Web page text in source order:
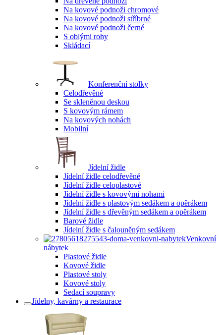
Na kovové podnoži chromové
Na kovové podnoži stříbrné
Na kovové podnoži černé
S oblými rohy
Skládací
Konferenční stolky
Celodřevěné
Se skleněnou deskou
S kovovým rámem
Na kovových nohách
Mobilní
Jídelní židle
Jídelní židle celodřevěné
Jídelní židle celoplastové
Jídelní židle s kovovými nohami
Jídelní židle s plastovým sedákem a opěrákem
Jídelní židle s dřevěným sedákem a opěrákem
Barové židle
Jídelní židle s čalouněným sedákem
Venkovní
nábytek
Plastové židle
Kovové židle
Plastové stoly
Kovové stoly
Sedací soupravy
Jídelny, kavárny a restaurace